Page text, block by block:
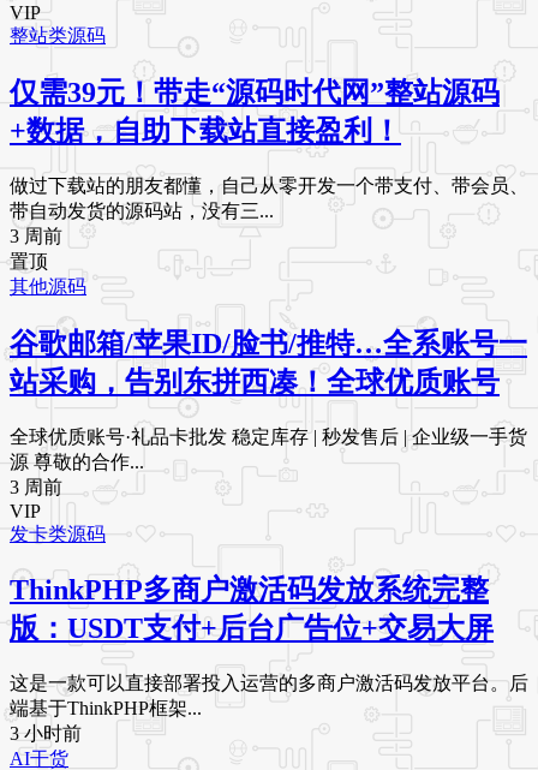
VIP
整站类源码
仅需39元！带走“源码时代网”整站源码
+数据，自助下载站直接盈利！
做过下载站的朋友都懂，自己从零开发一个带支付、带会员、
带自动发货的源码站，没有三...
3 周前
置顶
其他源码
谷歌邮箱/苹果ID/脸书/推特…全系账号一
站采购，告别东拼西凑！全球优质账号
全球优质账号·礼品卡批发 稳定库存 | 秒发售后 | 企业级一手货
源 尊敬的合作...
3 周前
VIP
发卡类源码
ThinkPHP多商户激活码发放系统完整
版：USDT支付+后台广告位+交易大屏
这是一款可以直接部署投入运营的多商户激活码发放平台。后
端基于ThinkPHP框架...
3 小时前
AI干货